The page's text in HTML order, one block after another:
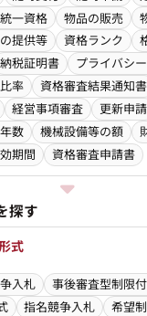
一資格 物品の販売
提供等 資格ランク
納税証明書
プライバシ
率
資格審査結果通知書
経営事項審査 更新申請
数 機械設備等の額
期間 資格審査申請書
探す
式
入札
事後審査型制限
指名競争入札
希望